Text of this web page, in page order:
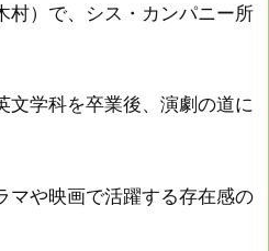
村）で、シス・カンパニー所
文学科を卒業後、演劇の道に
マや映画で活躍する存在感の